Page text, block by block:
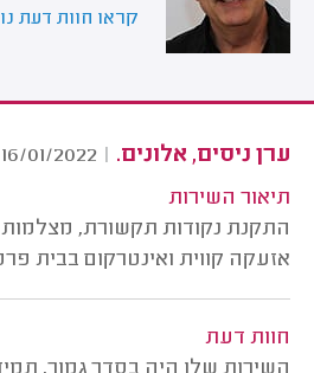
קראו חוות דעת
ערן ניסים, אלונים. |
16/01/2022
תיאור השירות
התקנת נקודות תקשורת,
אזעקה קווית ואינטרקום בבית
חוות דעת